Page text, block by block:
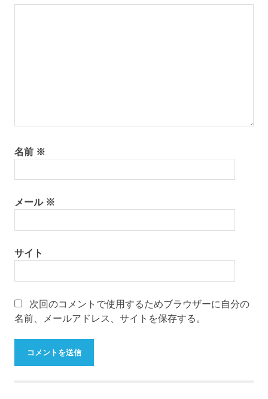
名前 ※
メール ※
サイト
次回のコメントで使用するためブラウザーに自分の
名前、メールアドレス、サイトを保存する。